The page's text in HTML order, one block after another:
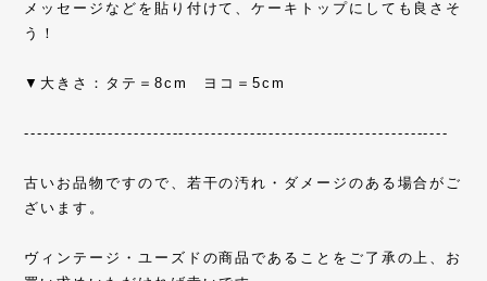
メッセージなどを貼り付けて、ケーキトップにしても良さそ
う！
▼大きさ：タテ＝8cm ヨコ＝5cm
------------------------------------------------------------------
古いお品物ですので、若干の汚れ・ダメージのある場合がご
ざいます。
ヴィンテージ・ユーズドの商品であることをご了承の上、お